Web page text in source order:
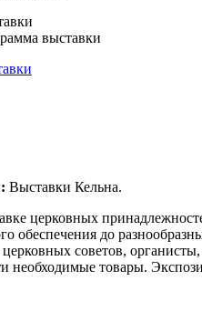
выставки
Выставки Кельна.
церковных
обеспечения до
советов,
необходимые товары.